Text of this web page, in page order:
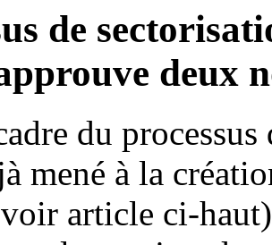
de
deux
du
mené à la
article ci-